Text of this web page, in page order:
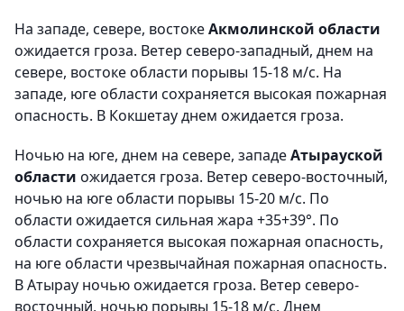
На западе, севере, востокеАкмолинской области
ожидается гроза. Ветер северо-западный, днем на
севере, востоке области порывы 15-18 м/с. На
западе, юге области сохраняется высокая пожарная
опасность. В Кокшетау днем ожидается гроза.
Ночью на юге, днем на севере, западеАтырауской
области ожидается гроза. Ветер северо-восточный,
ночью на юге области порывы 15-20 м/с. По
области ожидается сильная жара +35+39°. По
области сохраняется высокая пожарная опасность,
на юге области чрезвычайная пожарная опасность.
В Атырау ночью ожидается гроза. Ветер северо-
восточный, ночью порывы 15-18 м/с. Днем